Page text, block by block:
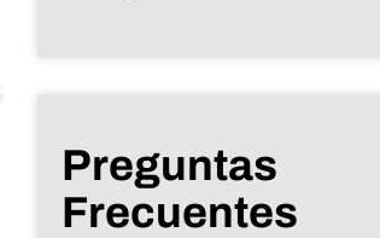
Preguntas
Frecuentes